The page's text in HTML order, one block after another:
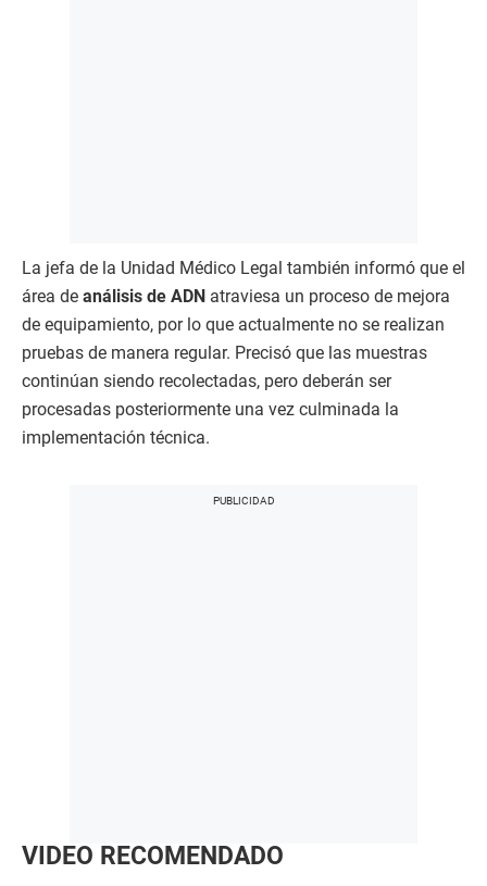
La jefa de la Unidad Médico Legal también informó que el
área de análisis de ADN atraviesa un proceso de mejora
de equipamiento, por lo que actualmente no se realizan
pruebas de manera regular. Precisó que las muestras
continúan siendo recolectadas, pero deberán ser
procesadas posteriormente una vez culminada la
implementación técnica.
VIDEO RECOMENDADO